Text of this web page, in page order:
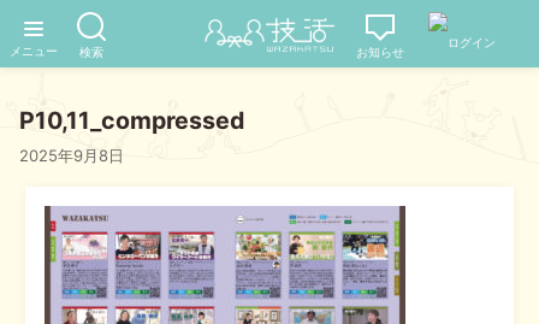
P10,11_compressed
2025年9月8日